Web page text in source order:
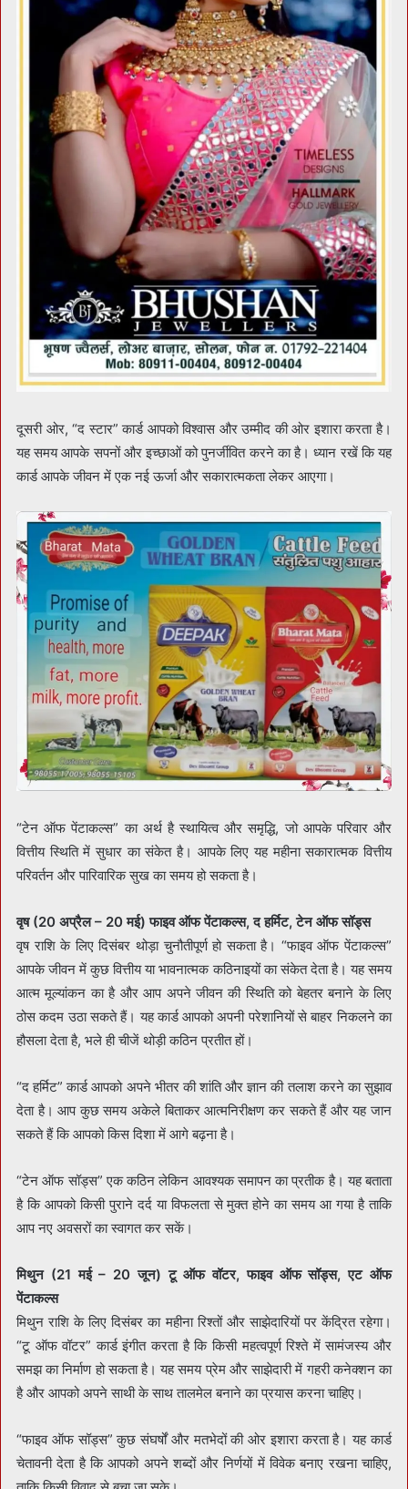
दूसरी ओर, “द स्टार” कार्ड आपको विश्वास और उम्मीद की ओर इशारा करता है।
यह समय आपके सपनों और इच्छाओं को पुनर्जीवित करने का है। ध्यान रखें कि यह
कार्ड आपके जीवन में एक नई ऊर्जा और सकारात्मकता लेकर आएगा।
“टेन ऑफ पेंटाकल्स” का अर्थ है स्थायित्व और समृद्धि, जो आपके परिवार और
वित्तीय स्थिति में सुधार का संकेत है। आपके लिए यह महीना सकारात्मक वित्तीय
परिवर्तन और पारिवारिक सुख का समय हो सकता है।
वृष (20 अप्रैल – 20 मई) फाइव ऑफ पेंटाकल्स, द हर्मिट, टेन ऑफ सॉड्स
वृष राशि के लिए दिसंबर थोड़ा चुनौतीपूर्ण हो सकता है। “फाइव ऑफ पेंटाकल्स”
आपके जीवन में कुछ वित्तीय या भावनात्मक कठिनाइयों का संकेत देता है। यह समय
आत्म मूल्यांकन का है और आप अपने जीवन की स्थिति को बेहतर बनाने के लिए
ठोस कदम उठा सकते हैं। यह कार्ड आपको अपनी परेशानियों से बाहर निकलने का
हौसला देता है, भले ही चीजें थोड़ी कठिन प्रतीत हों।
“द हर्मिट” कार्ड आपको अपने भीतर की शांति और ज्ञान की तलाश करने का सुझाव
देता है। आप कुछ समय अकेले बिताकर आत्मनिरीक्षण कर सकते हैं और यह जान
सकते हैं कि आपको किस दिशा में आगे बढ़ना है।
“टेन ऑफ सॉड्स” एक कठिन लेकिन आवश्यक समापन का प्रतीक है। यह बताता
है कि आपको किसी पुराने दर्द या विफलता से मुक्त होने का समय आ गया है ताकि
आप नए अवसरों का स्वागत कर सकें।
मिथुन (21 मई – 20 जून) टू ऑफ वॉटर, फाइव ऑफ सॉड्स, एट ऑफ
पेंटाकल्स
मिथुन राशि के लिए दिसंबर का महीना रिश्तों और साझेदारियों पर केंद्रित रहेगा।
“टू ऑफ वॉटर” कार्ड इंगीत करता है कि किसी महत्वपूर्ण रिश्ते में सामंजस्य और
समझ का निर्माण हो सकता है। यह समय प्रेम और साझेदारी में गहरी कनेक्शन का
है और आपको अपने साथी के साथ तालमेल बनाने का प्रयास करना चाहिए।
“फाइव ऑफ सॉड्स” कुछ संघर्षों और मतभेदों की ओर इशारा करता है। यह कार्ड
चेतावनी देता है कि आपको अपने शब्दों और निर्णयों में विवेक बनाए रखना चाहिए,